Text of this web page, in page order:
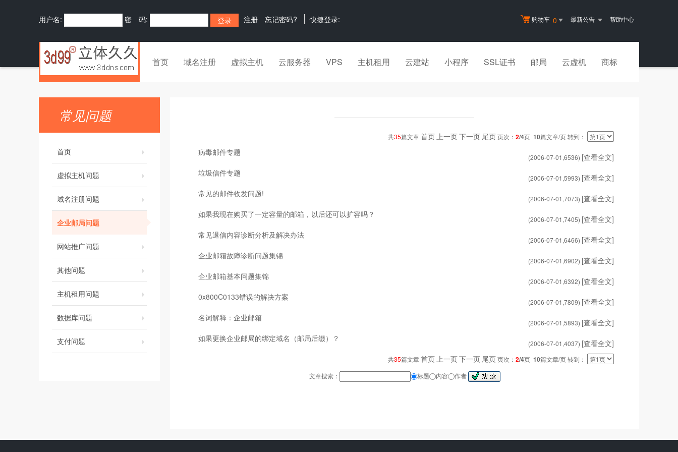
购物车 0 最新公告 帮助中心
用户名: 密 码: 注册 忘记密码? 快捷登录:
首页 域名注册 虚拟主机 云服务器 VPS 主机租用 云建站 小程序 SSL证书 邮局 云虚机 商标
常见问题
首页
虚拟主机问题
域名注册问题
企业邮局问题
网站推广问题
其他问题
主机租用问题
数据库问题
支付问题
共35篇文章首页上一页下一页 尾页页次： 2/4页 10篇文章/页 转到：
病毒邮件专题
(2006-07-01,6536) [查看全文]
垃圾信件专题
(2006-07-01,5993) [查看全文]
常见的邮件收发问题!
(2006-07-01,7073) [查看全文]
如果我现在购买了一定容量的邮箱，以后还可以扩容吗？
(2006-07-01,7405) [查看全文]
常见退信内容诊断分析及解决办法
(2006-07-01,6466) [查看全文]
企业邮箱故障诊断问题集锦
(2006-07-01,6902) [查看全文]
企业邮箱基本问题集锦
(2006-07-01,6392) [查看全文]
0x800C0133错误的解决方案
(2006-07-01,7809) [查看全文]
名词解释：企业邮箱
(2006-07-01,5893) [查看全文]
如果更换企业邮局的绑定域名（邮局后缀）？
(2006-07-01,4037) [查看全文]
共35篇文章首页上一页下一页 尾页页次： 2/4页 10篇文章/页 转到：
文章搜索：
标题 内容 作者